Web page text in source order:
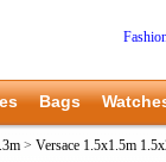
Bags
> Versace 1.5x1.5m